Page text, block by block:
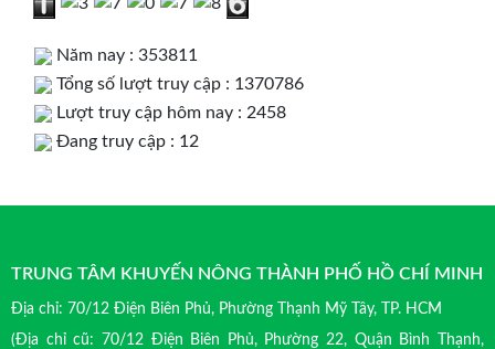
Năm nay : 353811
Tổng số lượt truy cập : 1370786
Lượt truy cập hôm nay : 2458
Đang truy cập : 12
TRUNG TÂM KHUYẾN NÔNG THÀNH PHỐ HỒ CHÍ MINH
Địa chỉ: 70/12 Điện Biên Phủ, Phường Thạnh Mỹ Tây, TP. HCM
(Địa chỉ cũ: 70/12 Điện Biên Phủ, Phường 22, Quận Bình Thạnh,